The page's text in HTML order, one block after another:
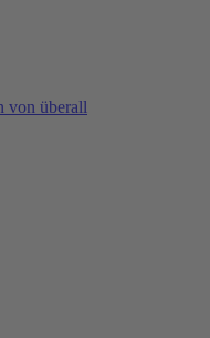
von überall